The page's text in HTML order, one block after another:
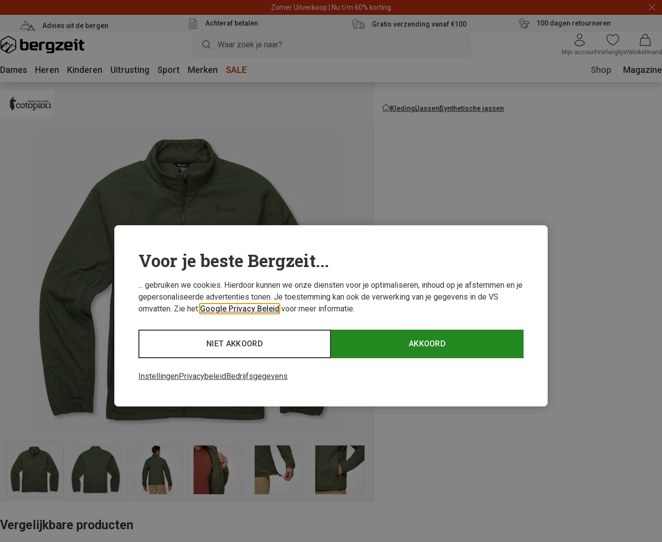
Zomer Uitverkoop | Nu t/m 60% korting
Advies uit de bergen Achteraf betalen Gratis verzending vanaf €100 100 dagen retourneren
Mijn accountVerlanglijstWinkelmand
Dames Heren Kinderen Uitrusting Sport Merken SALE Shop Magazine
KledingJassenSynthetische jassen
Vergelijkbare producten
Voor je beste Bergzeit...
... gebruiken we cookies. Hierdoor kunnen we onze diensten voor je optimaliseren, inhoud op je afstemmen en je
gepersonaliseerde advertenties tonen. Je toestemming kan ook de verwerking van je gegevens in de VS
omvatten. Zie het Google Privacy Beleid voor meer informatie.
AKKOORD
NIET AKKOORD
InstellingenPrivacybeleid Bedrijfsgegevens